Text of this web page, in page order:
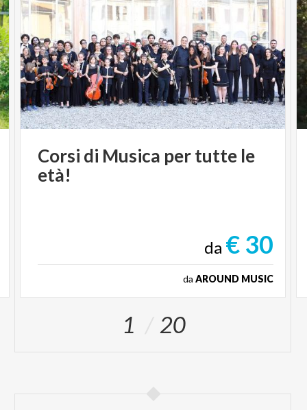
Corsi di Musica pertutte le
età!
da € 30
da AROUND MUSIC
1 20